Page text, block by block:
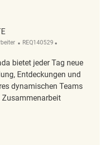
REQ138346
ReqId
REQ140529
bietet jeder Tag neue
Entdeckungen und
dynamischen Teams